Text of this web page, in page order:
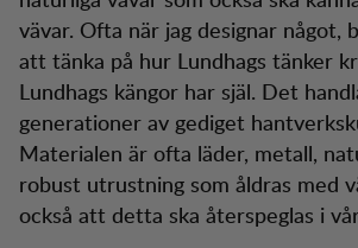
vävar. Ofta när jag designar något,
att tänka på hur Lundhags tänker
Lundhags kängor har själ. Det
generationer av gediget
Materialen är ofta läder, metall,
robust utrustning som åldras med
också att detta ska återspeglas i